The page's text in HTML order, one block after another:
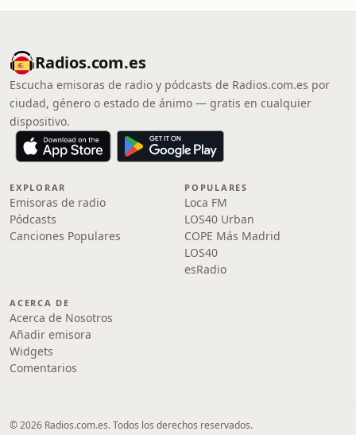
Radios.com.es
Escucha emisoras de radio y pódcasts de Radios.com.es por
ciudad, género o estado de ánimo — gratis en cualquier
dispositivo.
EXPLORAR
Emisoras de radio
Pódcasts
Canciones Populares
POPULARES
Loca FM
LOS40 Urban
COPE Más Madrid
LOS40
esRadio
ACERCA DE
Acerca de Nosotros
Añadir emisora
Widgets
Comentarios
© 2026 Radios.com.es. Todos los derechos reservados.